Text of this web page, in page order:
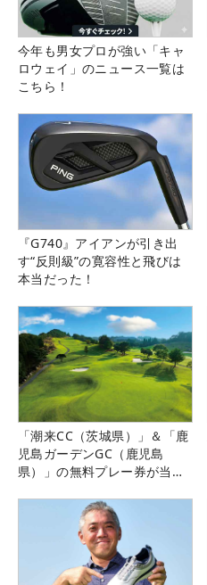
今年も男女プロが強い「キャ
ロウェイ」のニュース一覧は
こちら！
『G740』アイアンが引き出
す“反則級”の寛容性と飛びは
本当だった！
「潮来CC（茨城県）」＆「鹿
児島ガーデンGC（鹿児島
県）」の無料プレー券が当た